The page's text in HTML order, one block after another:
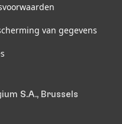
van gegevens
S.A., Brussels